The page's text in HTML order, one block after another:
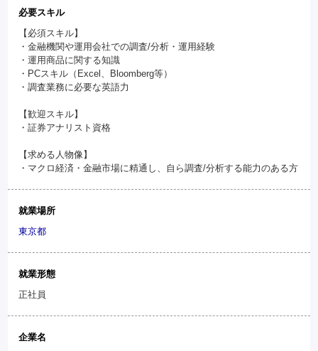
必要スキル
【必須スキル】
・金融機関や運用会社での調査/分析・運用経験
・運用商品に関する知識
・PCスキル（Excel、Bloomberg等）
・調査業務に必要な英語力
【歓迎スキル】
・証券アナリスト資格
【求める人物像】
・マクロ経済・金融市場に精通し、自ら調査/分析する能力のある方
就業場所
東京都
就業形態
正社員
企業名